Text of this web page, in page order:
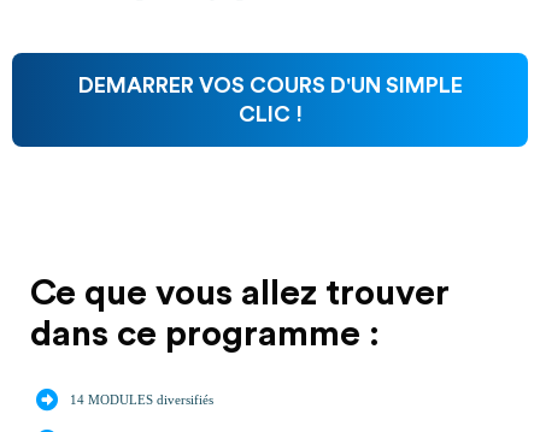
DEMARRER VOS COURS D'UN SIMPLE
CLIC !
Ce que vous allez trouver
dans ce programme :
14 MODULES diversifiés